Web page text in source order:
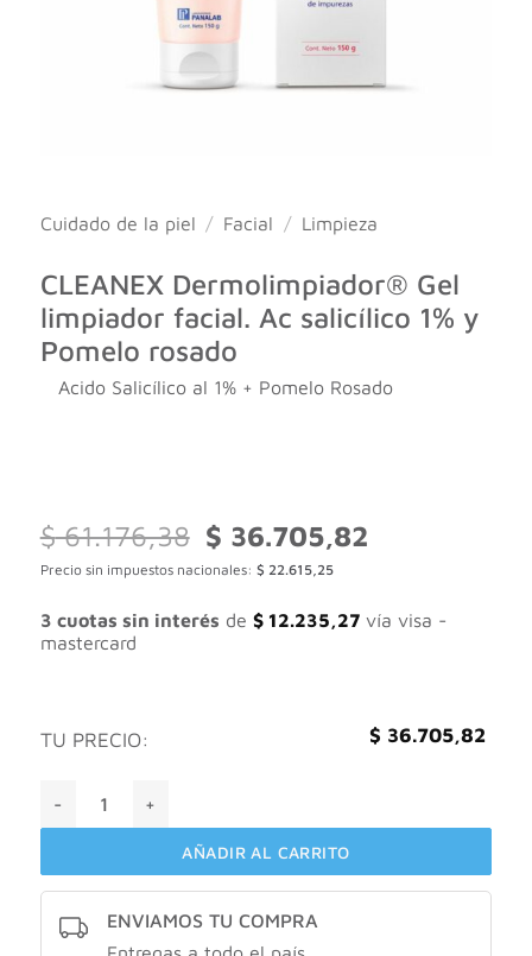
Cuidado de la piel / Facial / Limpieza
CLEANEX Dermolimpiador® Gel
limpiador facial. Ac salicílico 1% y
Pomelo rosado
Acido Salicílico al 1% + Pomelo Rosado
$61.176,38
El
precio
original
$ 61.176,38.
$ 36.705,82
$ 36.705,82.
Precio sin impuestos nacionales: $ 22.615,25
3 cuotas sin interés de $12.235,27vía visa -
mastercard
TU PRECIO: $ 36.705,82
AÑADIR AL CARRITO
ENVIAMOS TU COMPRA